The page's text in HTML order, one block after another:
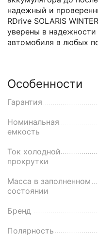
надежный и
RDrive SOLARIS
уверены в надежности
автомобиля в любых
Особенности
Гарантия
Номинальная
емкость
Ток холодной
прокрутки
Масса в заполненном
состоянии
Бренд
Полярность